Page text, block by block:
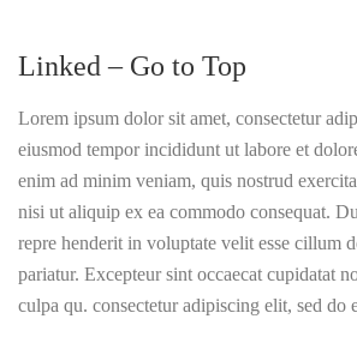
Linked – Go to Top
Lorem ipsum dolor sit amet, consectetur
eiusmod tempor incididunt ut labore et
enim ad minim veniam, quis nostrud
nisi ut aliquip ex ea commodo consequat.
repre henderit in voluptate velit esse cillum
pariatur. Excepteur sint occaecat cupidatat
culpa qu. consectetur adipiscing elit, sed do